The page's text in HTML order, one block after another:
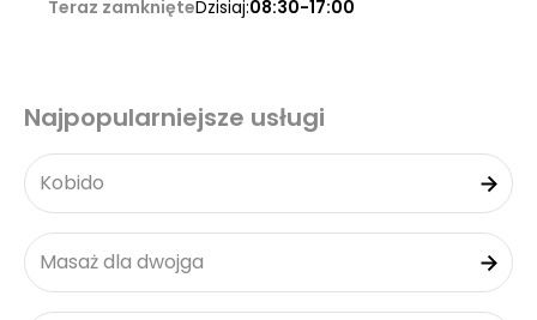
Teraz zamknięteDzisiaj:08:30-17:00
Najpopularniejsze usługi
Kobido
Masaż dla dwojga